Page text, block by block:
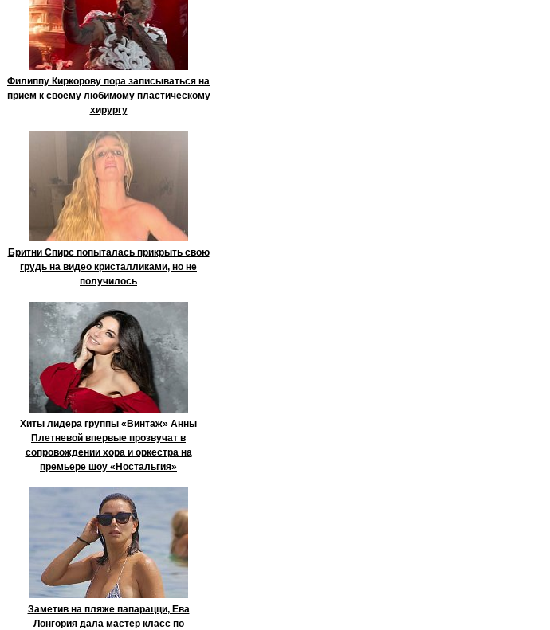
Филиппу Киркорову пора записываться на
прием к своему любимому пластическому
хирургу
Бритни Спирс попыталась прикрыть свою
грудь на видео кристалликами, но не
получилось
Хиты лидера группы «Винтаж» Анны
Плетневой впервые прозвучат в
сопровождении хора и оркестра на
премьере шоу «Ностальгия»
Заметив на пляже папарацци, Ева
Лонгория дала мастер класс по